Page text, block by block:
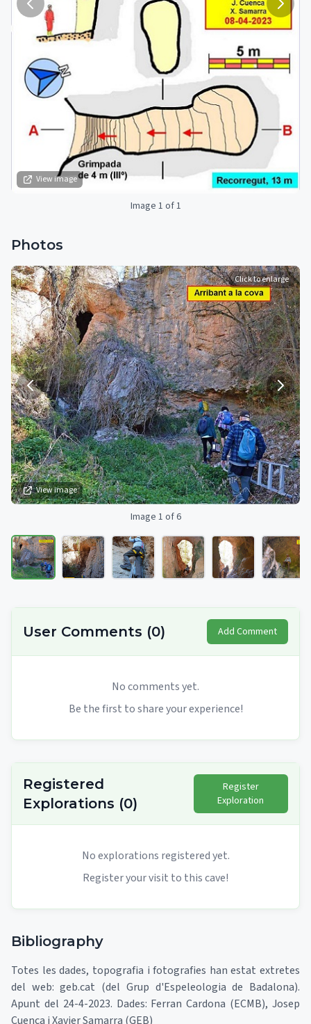
View image
Image 1 of 1
Photos
View image
Click to enlarge
Image 1 of 6
User Comments (0) Add Comment
No comments yet.
Be the first to share your experience!
Registered
Explorations (0)
Register
Exploration
No explorations registered yet.
Register your visit to this cave!
Bibliography
Totes les dades, topografia i fotografies han estat extretes
del web: geb.cat (del Grup d'Espeleologia de Badalona).
Apunt del 24-4-2023. Dades: Ferran Cardona (ECMB), Josep
Cuenca i Xavier Samarra (GEB)